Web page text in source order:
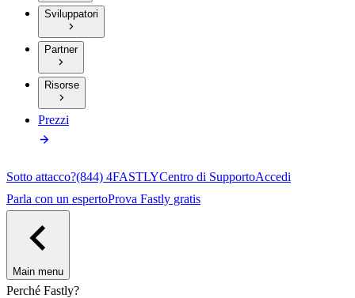
Sviluppatori
Partner
Risorse
Prezzi
Sotto attacco?(844) 4FASTLYCentro di SupportoAccedi
Parla con un espertoProva Fastly gratis
Main menu
Perché Fastly?